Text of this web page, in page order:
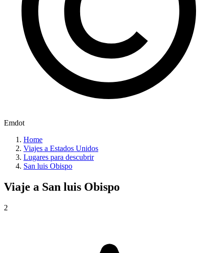
Emdot
Home
Viajes a Estados Unidos
Lugares para descubrir
San luis Obispo
Viaje a San luis Obispo
2